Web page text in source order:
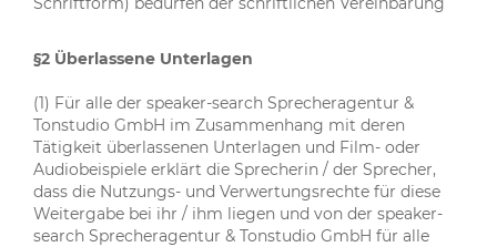
§2 Überlassene Unterlagen
(1) Für alle der speaker-search Sprecheragentur &
Tonstudio GmbH im Zusammenhang mit deren
Tätigkeit überlassenen Unterlagen und Film- oder
Audiobeispiele erklärt die Sprecherin / der Sprecher,
dass die Nutzungs- und Verwertungsrechte für diese
Weitergabe bei ihr / ihm liegen und von der speaker-
search Sprecheragentur & Tonstudio GmbH für alle